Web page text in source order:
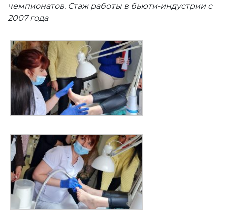
чемпионатов. Стаж работы в бьюти-индустрии с
2007 года